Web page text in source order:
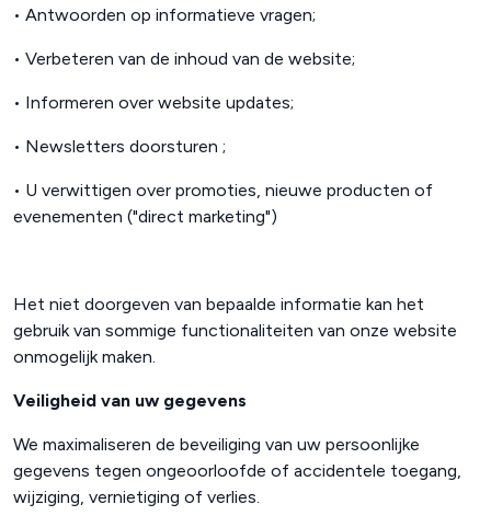
• Antwoorden op informatieve vragen;
• Verbeteren van de inhoud van de website;
• Informeren over website updates;
• Newsletters doorsturen ;
• U verwittigen over promoties, nieuwe producten of
evenementen ("direct marketing")
Het niet doorgeven van bepaalde informatie kan het
gebruik van sommige functionaliteiten van onze website
onmogelijk maken.
Veiligheid van uw gegevens
We maximaliseren de beveiliging van uw persoonlijke
gegevens tegen ongeoorloofde of accidentele toegang,
wijziging, vernietiging of verlies.